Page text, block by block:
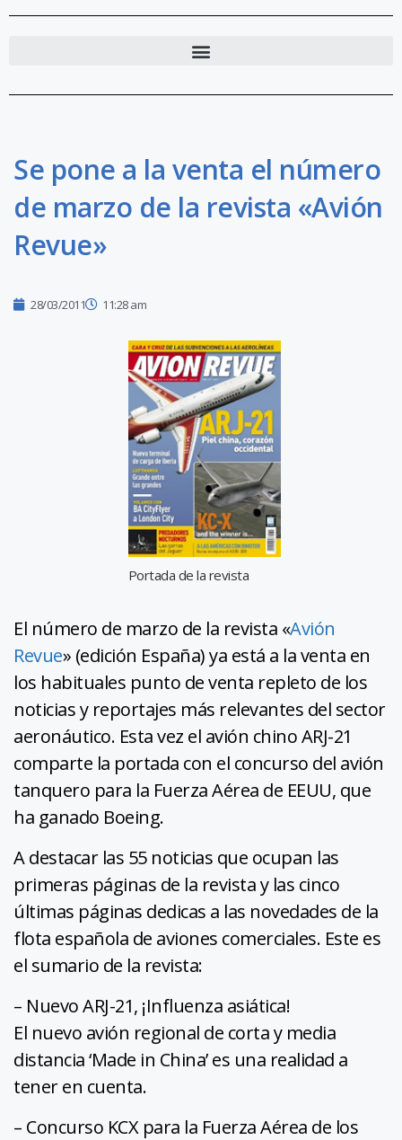
Se pone a la venta el número
de marzo de la revista «Avión
Revue»
28/03/2011 11:28 am
Portada de la revista
El número de marzo de la revista «Avión
Revue» (edición España) ya está a la venta en
los habituales punto de venta repleto de los
noticias y reportajes más relevantes del sector
aeronáutico. Esta vez el avión chino ARJ-21
comparte la portada con el concurso del avión
tanquero para la Fuerza Aérea de EEUU, que
ha ganado Boeing.
A destacar las 55 noticias que ocupan las
primeras páginas de la revista y las cinco
últimas páginas dedicas a las novedades de la
flota española de aviones comerciales. Este es
el sumario de la revista:
– Nuevo ARJ-21, ¡Influenza asiática!
El nuevo avión regional de corta y media
distancia ‘Made in China’ es una realidad a
tener en cuenta.
– Concurso KCX para la Fuerza Aérea de los